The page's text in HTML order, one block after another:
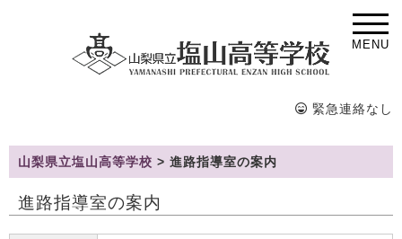
MENU
緊急連絡なし
山梨県立塩山高等学校 > 進路指導室の案内
進路指導室の案内